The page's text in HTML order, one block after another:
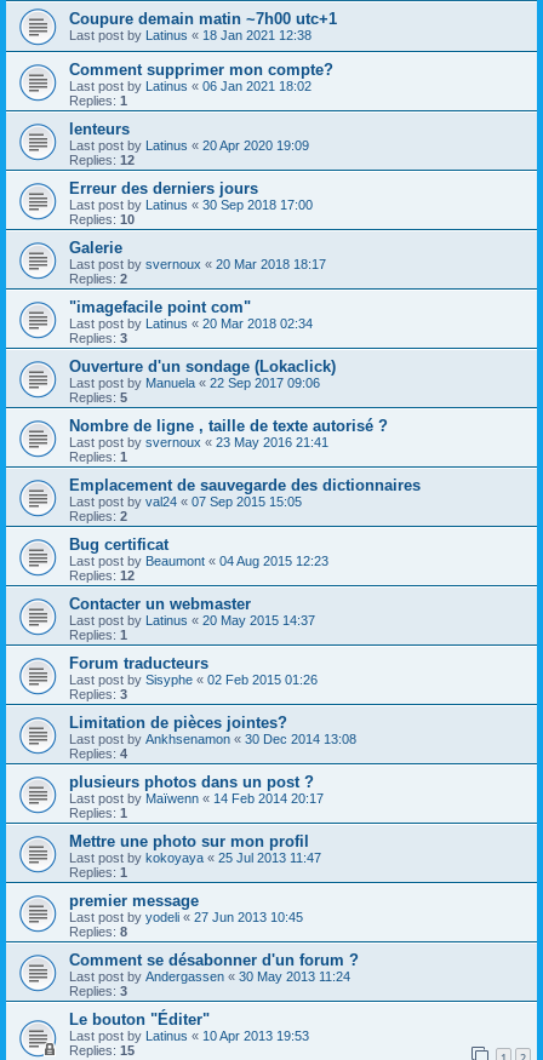
Coupure demain matin ~7h00 utc+1
Last post by Latinus « 18 Jan 2021 12:38
Comment supprimer mon compte?
Last post by Latinus « 06 Jan 2021 18:02
Replies: 1
lenteurs
Last post by Latinus « 20 Apr 2020 19:09
Replies: 12
Erreur des derniers jours
Last post by Latinus « 30 Sep 2018 17:00
Replies: 10
Galerie
Last post by svernoux « 20 Mar 2018 18:17
Replies: 2
"imagefacile point com"
Last post by Latinus « 20 Mar 2018 02:34
Replies: 3
Ouverture d'un sondage (Lokaclick)
Last post by Manuela « 22 Sep 2017 09:06
Replies: 5
Nombre de ligne , taille de texte autorisé ?
Last post by svernoux « 23 May 2016 21:41
Replies: 1
Emplacement de sauvegarde des dictionnaires
Last post by val24 « 07 Sep 2015 15:05
Replies: 2
Bug certificat
Last post by Beaumont « 04 Aug 2015 12:23
Replies: 12
Contacter un webmaster
Last post by Latinus « 20 May 2015 14:37
Replies: 1
Forum traducteurs
Last post by Sisyphe « 02 Feb 2015 01:26
Replies: 3
Limitation de pièces jointes?
Last post by Ankhsenamon « 30 Dec 2014 13:08
Replies: 4
plusieurs photos dans un post ?
Last post by Maïwenn « 14 Feb 2014 20:17
Replies: 1
Mettre une photo sur mon profil
Last post by kokoyaya « 25 Jul 2013 11:47
Replies: 1
premier message
Last post by yodeli « 27 Jun 2013 10:45
Replies: 8
Comment se désabonner d'un forum ?
Last post by Andergassen « 30 May 2013 11:24
Replies: 3
Le bouton "Éditer"
Last post by Latinus « 10 Apr 2013 19:53
Replies: 15